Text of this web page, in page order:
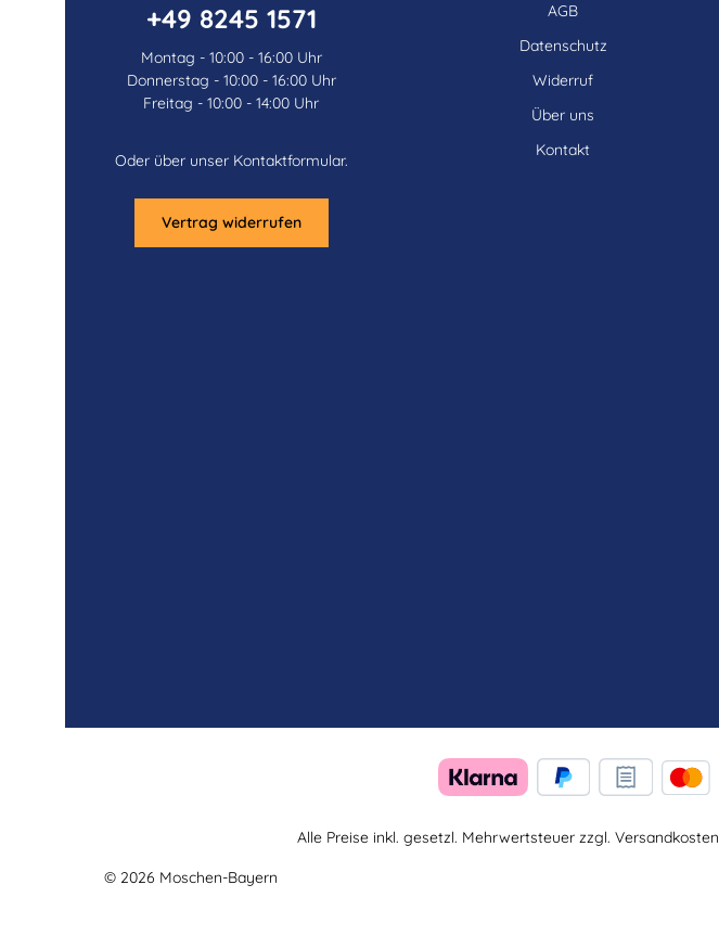
+49 8245 1571
Montag - 10:00 - 16:00 Uhr
Donnerstag - 10:00 - 16:00 Uhr
Freitag - 10:00 - 14:00 Uhr
Oder über unser Kontaktformular.
Vertrag widerrufen
AGB
Datenschutz
Widerruf
Über uns
Kontakt
Alle Preise inkl. gesetzl. Mehrwertsteuer zzgl. Versandkosten
© 2026 Moschen-Bayern